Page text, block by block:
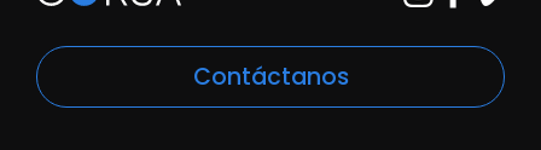
Contáctanos